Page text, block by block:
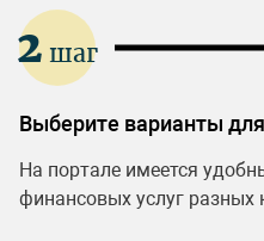
2 шаг
Выберите варианты
На портале имеется
финансовых услуг разных